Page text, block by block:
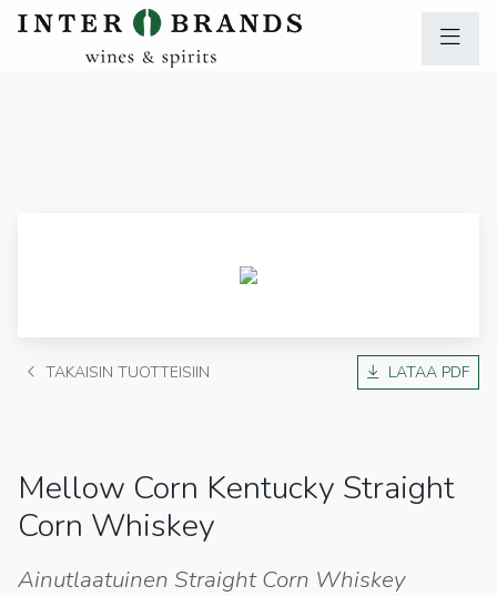
TAKAISIN TUOTTEISIIN LATAA PDF
Mellow Corn Kentucky Straight
Corn Whiskey
Ainutlaatuinen Straight Corn Whiskey